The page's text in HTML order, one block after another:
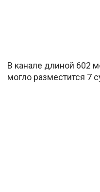
В канале длиной 602
могло разместится 7